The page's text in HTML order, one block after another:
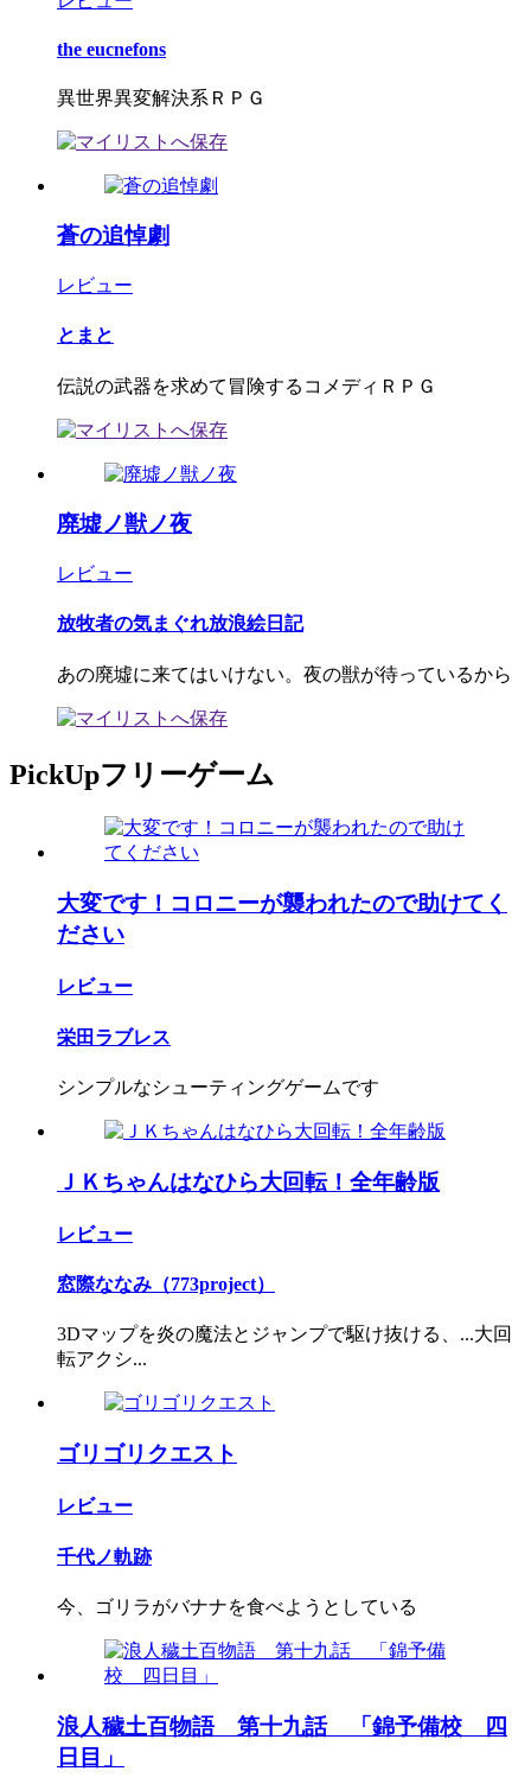
the eucnefons
異世界異変解決系ＲＰＧ
蒼の追悼劇
レビュー
とまと
伝説の武器を求めて冒険するコメディＲＰＧ
廃墟ノ獣ノ夜
レビュー
放牧者の気まぐれ放浪絵日記
あの廃墟に来てはいけない。夜の獣が待っているから
PickUpフリーゲーム
大変です！コロニーが襲われたので助けてく
ださい
レビュー
栄田ラブレス
シンプルなシューティングゲームです
ＪＫちゃんはなひら大回転！全年齢版
レビュー
窓際ななみ（773project）
3Dマップを炎の魔法とジャンプで駆け抜ける、...大回
転アクシ...
ゴリゴリクエスト
レビュー
千代ノ軌跡
今、ゴリラがバナナを食べようとしている
浪人穢土百物語 第十九話 「錦予備校 四
日目」